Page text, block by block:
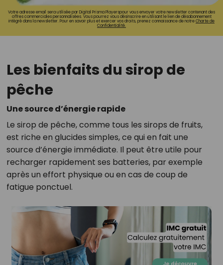
Votre adresse email sera utilisée par Digital Prisma Playerspour vous envoyer votre newsletter contenant des
offres commerciales personnalisées. Vous pourrez vous désinscrire en utilisant le lien de désabonnement
intégré dans la newsletter. Pour en savoir plus et exercer vos droits, prenez connaissance de notreCharte de
Confidentialité.
Les bienfaits du sirop de
pêche
Une source d’énergie rapide
Le sirop de pêche, comme tous les sirops de fruits,
est riche en glucides simples, ce qui en fait une
source d’énergie immédiate. Il peut être utile pour
recharger rapidement ses batteries, par exemple
après un effort physique ou en cas de coup de
fatigue ponctuel.